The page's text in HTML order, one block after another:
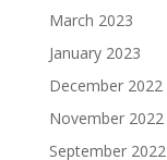
March 2023
January 2023
December 2022
November 2022
September 2022